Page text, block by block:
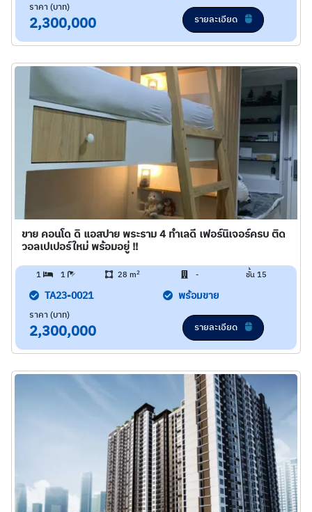
ราคา (บาท)
2,300,000 รายละเอียด
ขาย คอนโด ดิ แอสปาย พระราม 4 ทำเลดี เฟอร์นิเจอร์ครบ ติด
วอลเปเปอร์ใหม่ พร้อมอยู่ !!
1 1 28 m2 - ชั้น 15
TA23-0021 พร้อมขาย
ราคา (บาท)
2,300,000 รายละเอียด